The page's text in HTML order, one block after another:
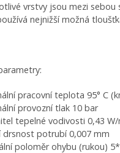
vrstvy jsou mezi
nejnižší možná
pracovní teplota 95° C
provozní tlak 10 bar
tepelné vodivosti 0,43
drsnost potrubí 0,007 mm
poloměr ohybu (rukou)